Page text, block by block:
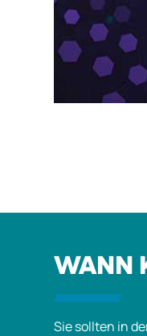
WANN
Sie sollten in